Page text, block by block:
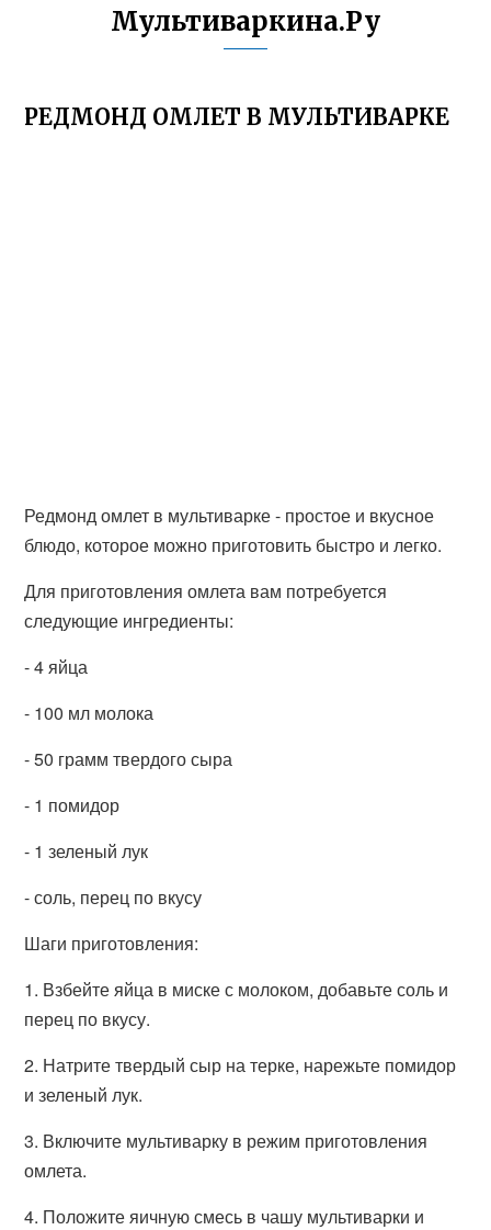
Мультиваркина.Ру
РЕДМОНД ОМЛЕТ В МУЛЬТИВАРКЕ
Редмонд омлет в мультиварке - простое и вкусное
блюдо, которое можно приготовить быстро и легко.
Для приготовления омлета вам потребуется
следующие ингредиенты:
- 4 яйца
- 100 мл молока
- 50 грамм твердого сыра
- 1 помидор
- 1 зеленый лук
- соль, перец по вкусу
Шаги приготовления:
1. Взбейте яйца в миске с молоком, добавьте соль и
перец по вкусу.
2. Натрите твердый сыр на терке, нарежьте помидор
и зеленый лук.
3. Включите мультиварку в режим приготовления
омлета.
4. Положите яичную смесь в чашу мультиварки и